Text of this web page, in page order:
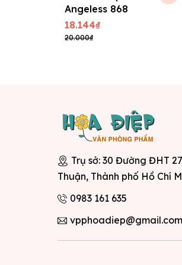
Angeless 868
18.144₫
20.000₫
Trụ sở: 30 Đường ĐHT
Thuận, Thành phố Hồ Chí
0983 161 635
vpphoadiep@gmail.com